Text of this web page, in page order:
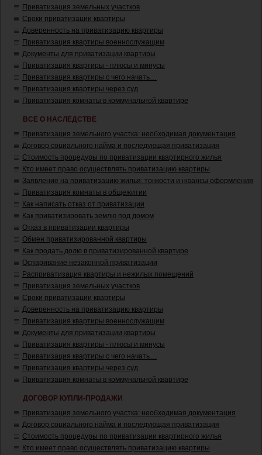
Приватизация земельных участков
Сроки приватизации квартиры
Доверенность на приватизацию квартиры
Приватизация квартиры военнослужащим
Документы для приватизации квартиры
Приватизация квартиры - плюсы и минусы
Приватизация квартиры с чего начать…
Приватизация квартиры через суд
Приватизация комнаты в коммунальной квартире
ВСЕ О НАСЛЕДСТВЕ
Приватизация земельного участка: необходимая документация
Договор социального найма и последующая приватизация
Стоимость процедуры по приватизации квартирного жилья
Кто имеет право осуществлять приватизацию квартиры
Заявление на приватизацию жилья: тонкости и нюансы оформления
Приватизация комнаты в общежитии
Как написать отказ от приватизации
Как приватизировать землю под домом
Отказ в приватизации квартиры
Обмен приватизированной квартиры
Как продать долю в приватизированной квартире
Оспаривание незаконной приватизации
Расприватизация квартиры и нежилых помещений
Приватизация земельных участков
Сроки приватизации квартиры
Доверенность на приватизацию квартиры
Приватизация квартиры военнослужащим
Документы для приватизации квартиры
Приватизация квартиры - плюсы и минусы
Приватизация квартиры с чего начать…
Приватизация квартиры через суд
Приватизация комнаты в коммунальной квартире
ДОГОВОР КУПЛИ-ПРОДАЖИ
Приватизация земельного участка: необходимая документация
Договор социального найма и последующая приватизация
Стоимость процедуры по приватизации квартирного жилья
Кто имеет право осуществлять приватизацию квартиры